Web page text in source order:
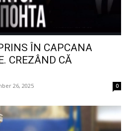
ÎN CAPCANA
CREZÂND CĂ
26, 2025 0